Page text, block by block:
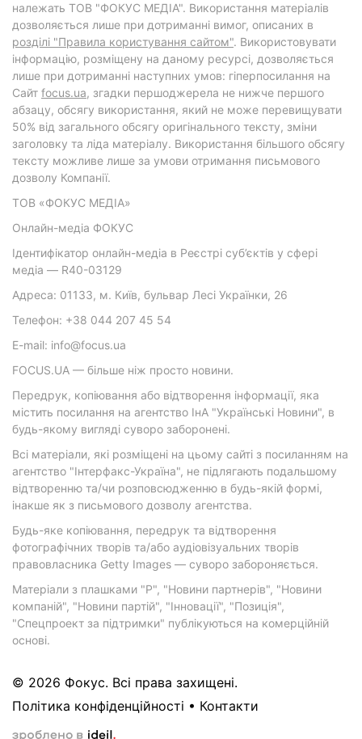
належать ТОВ "ФОКУС МЕДІА". Використання матеріалів
дозволяється лише при дотриманні вимог, описаних в
розділі "Правила користування сайтом". Використовувати
інформацію, розміщену на даному ресурсі, дозволяється
лише при дотриманні наступних умов: гіперпосилання на
Cайт focus.ua, згадки першоджерела не нижче першого
абзацу, обсягу використання, який не може перевищувати
50% від загального обсягу оригінального тексту, зміни
заголовку та ліда матеріалу. Використання більшого обсягу
тексту можливе лише за умови отримання письмового
дозволу Компанії.
ТОВ «ФОКУС МЕДІА»
Онлайн-медіа ФОКУС
Ідентифікатор онлайн-медіа в Реєстрі суб’єктів у сфері
медіа — R40-03129
Адреса: 01133, м. Київ, бульвар Лесі Українки, 26
Телефон: +38 044 207 45 54
E-mail: info@focus.ua
FOCUS.UA — більше ніж просто новини.
Передрук, копіювання або відтворення інформації, яка
містить посилання на агентство ІнА "Українські Новини", в
будь-якому вигляді суворо заборонені.
Всі матеріали, які розміщені на цьому сайті з посиланням на
агентство "Інтерфакс-Україна", не підлягають подальшому
відтворенню та/чи розповсюдженню в будь-якій формі,
інакше як з письмового дозволу агентства.
Будь-яке копіювання, передрук та відтворення
фотографічних творів та/або аудіовізуальних творів
правовласника Getty Images — суворо забороняється.
Матеріали з плашками "Р", "Новини партнерів", "Новини
компаній", "Новини партій", "Інновації", "Позиція",
"Спецпроект за підтримки" публікуються на комерційній
основі.
© 2026 Фокус. Всі права захищені.
Політика конфіденційності • Контакти